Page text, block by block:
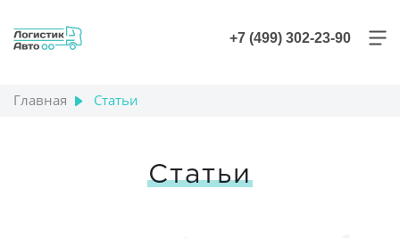
+7 (499) 302-23-90
Главная Статьи
Статьи